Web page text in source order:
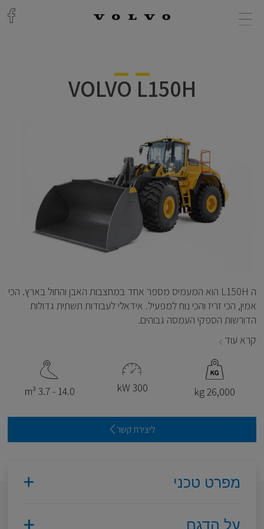
ה L150H הוא המעמיס מספר אחד במחצבות האבן והחול בארץ. הכי
אמין, הכי זריז והכי נוח למפעיל. אידאלי לעבודות תשתית גדולות
הדורשות הספקי העמסה גבוהים.
קרא עוד
26,000 kg
300 kW
14.0 - 3.7 m³
ליצירת קשר
VOLVO L150H
מפרט טכני
על הדגם